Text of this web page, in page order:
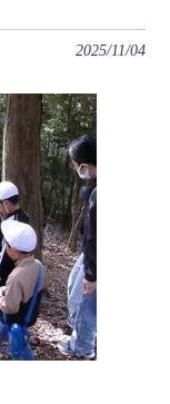
2025/11/04